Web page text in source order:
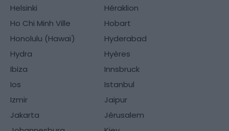
Helsinki
Héraklion
Ho Chi Minh Ville
Hobart
Honolulu (Hawaï)
Hyderabad
Hydra
Hyères
Ibiza
Innsbruck
Ios
Istanbul
Izmir
Jaipur
Jakarta
Jérusalem